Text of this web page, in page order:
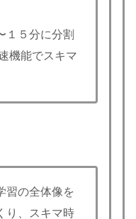
５分に分割
機能でスキマ
習の全体像を
り、スキマ時